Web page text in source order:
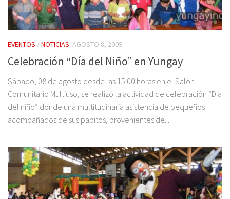
EVENTOS /NOTICIAS AGOSTO 8, 2009
Celebración “Día del Niño” en Yungay
Sábado, 08 de agosto desde las 15:00 horas en el Salón
Comunitario Multiuso, se realizó la actividad de celebración “Día
del niño” donde una multitudinaria asistencia de pequeños
acompañados de sus papitos, provenientes de...